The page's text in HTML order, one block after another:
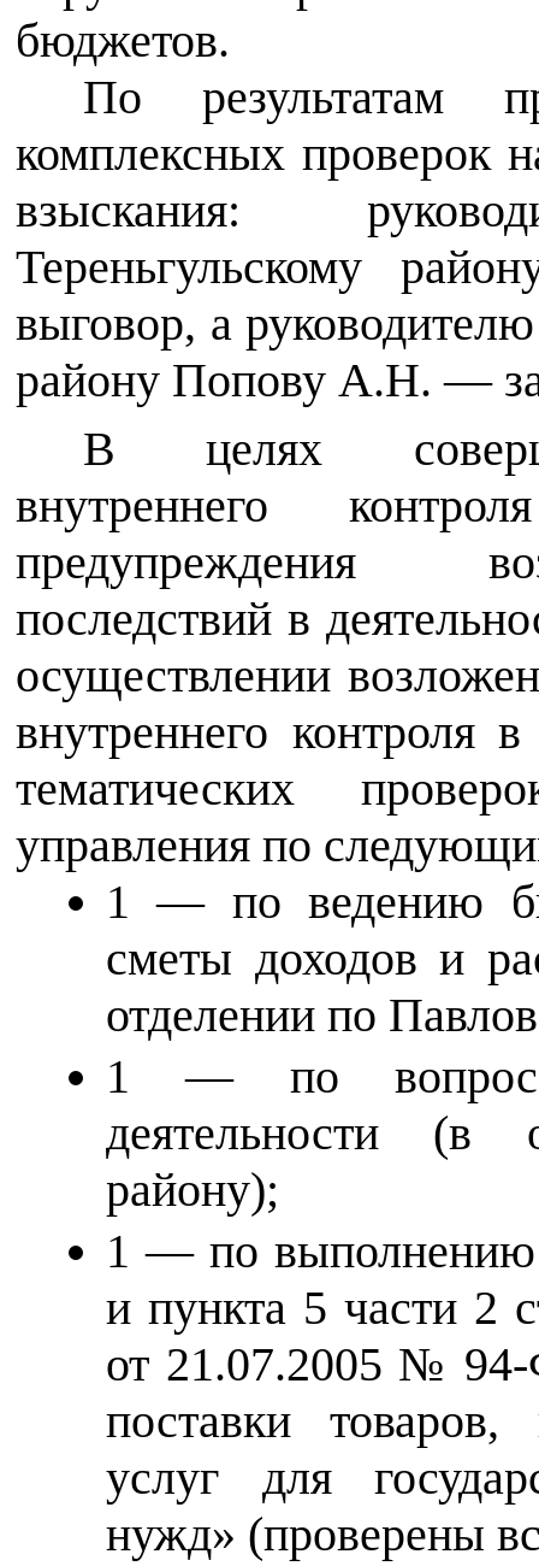
бюджетов.
По результатам
комплексных проверок
взыскания:
Тереньгульскому
выговор, а
району Попову А.Н. —
В целях
внутреннего
предупреждения
последствий в
осуществлении
внутреннего контроля
тематических
управления по
1 — по ведению
сметы доходов и
отделении по
1 — по
деятельности (в
району);
1 — по выполнению
и пункта 5 части 2
от 21.07.2005 №
поставки товаров,
услуг для
нужд» (проверены